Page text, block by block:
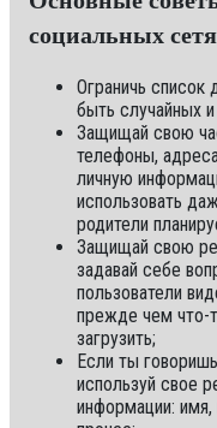
социальных
Ограничь список
быть случайных
Защищай свою
телефоны,
личную
использовать
родители
Защищай свою
задавай себе
пользователи
прежде чем что-
загрузить;
Если ты
используй свое
информации: